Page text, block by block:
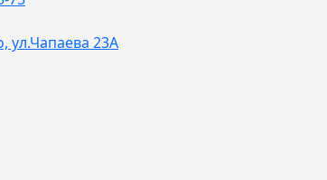
ул.Чапаева 23А